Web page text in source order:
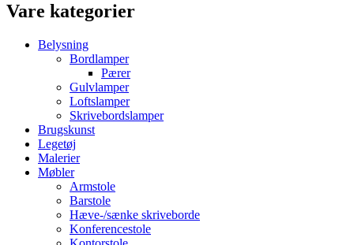
Vare kategorier
Belysning
Bordlamper
Pærer
Gulvlamper
Loftslamper
Skrivebordslamper
Brugskunst
Legetøj
Malerier
Møbler
Armstole
Barstole
Hæve-/sænke skriveborde
Konferencestole